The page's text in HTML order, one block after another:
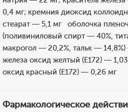
0,4 мг; кремния диоксид
стеарат — 5,1 мг оболочка
(поливиниловый спирт — 40%,
макрогол — 20,2%, тальк —
железа оксид желтый (Е172) —
оксид красный (Е172) — 0,26 мг
Фармакологическое